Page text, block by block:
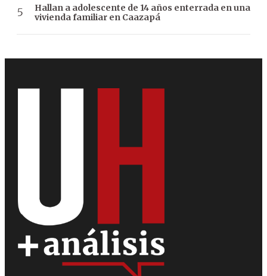
Hallan a adolescente de 14 años enterrada en una
vivienda familiar en Caazapá